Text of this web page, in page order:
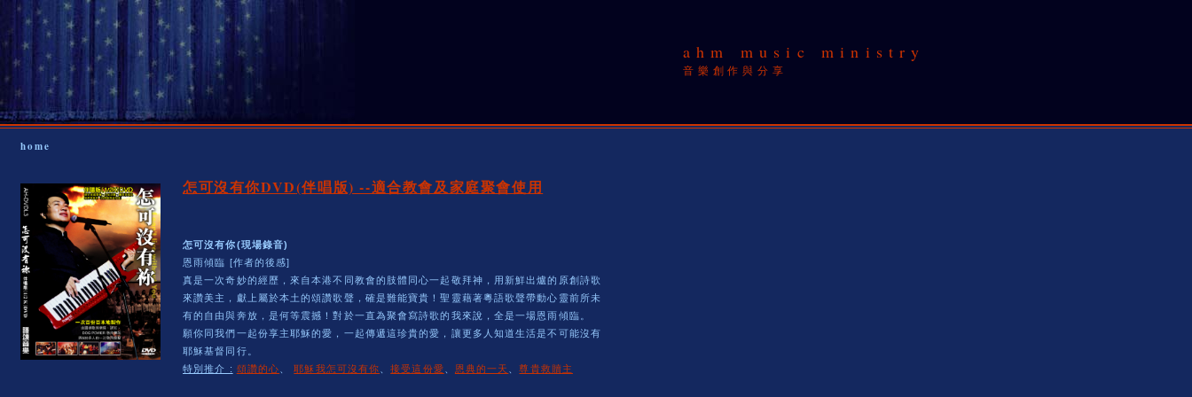
ahm music ministry
音樂創作與分享
home
怎可沒有你DVD(伴唱版) --適合教會及家庭聚會使用
怎可沒有你(現場錄音)
恩雨傾臨 [作者的後感]
真是一次奇妙的經歷，來自本港不同教會的肢體同心一起敬拜神，用新鮮出爐的原創詩歌
來讚美主，獻上屬於本土的頌讚歌聲，確是難能寶貴！聖靈藉著粵語歌聲帶動心靈前所未
有的自由與奔放，是何等震撼！對於一直為聚會寫詩歌的我來說，全是一場恩雨傾臨。
願你同我們一起份享主耶穌的愛，一起傳遞這珍貴的愛，讓更多人知道生活是不可能沒有
耶穌基督同行。
特別推介 : 頌讚的心 、耶穌我怎可沒有你 、接受這份愛 恩典的一天 、尊貴救贖主